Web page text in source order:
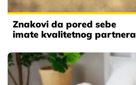
Znakovi da pored sebe
imate kvalitetnog partnera